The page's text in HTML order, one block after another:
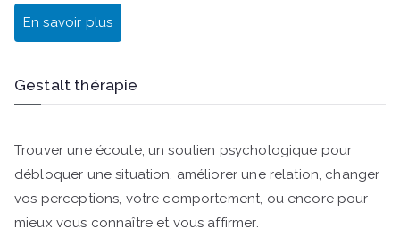
En savoir plus
Gestalt thérapie
Trouver une écoute, un soutien psychologique pour
débloquer une situation, améliorer une relation, changer
vos perceptions, votre comportement, ou encore pour
mieux vous connaître et vous affirmer.